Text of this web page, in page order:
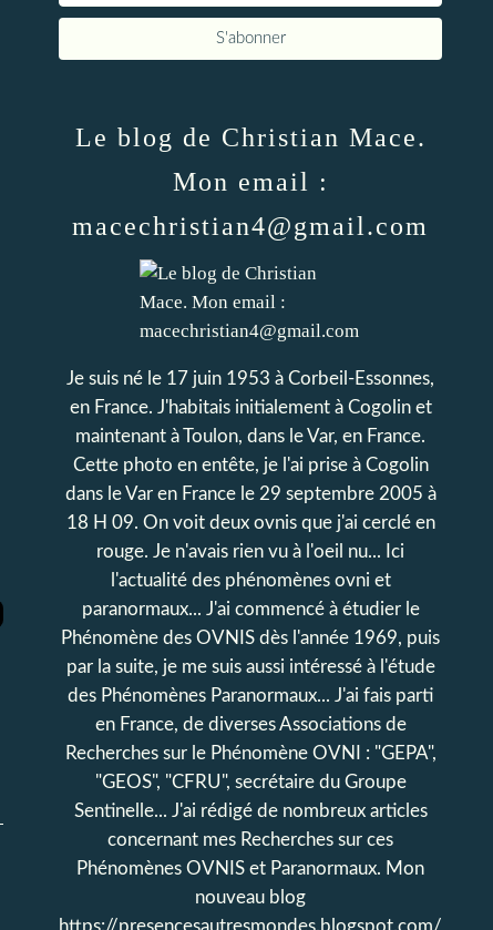
Le blog de Christian Mace.
Mon email :
macechristian4@gmail.com
Je suis né le 17 juin 1953 à Corbeil-Essonnes,
en France. J'habitais initialement à Cogolin et
maintenant à Toulon, dans le Var, en France.
Cette photo en entête, je l'ai prise à Cogolin
dans le Var en France le 29 septembre 2005 à
18 H 09. On voit deux ovnis que j'ai cerclé en
rouge. Je n'avais rien vu à l'oeil nu... Ici
l'actualité des phénomènes ovni et
paranormaux... J'ai commencé à étudier le
Phénomène des OVNIS dès l'année 1969, puis
par la suite, je me suis aussi intéressé à l'étude
des Phénomènes Paranormaux... J'ai fais parti
en France, de diverses Associations de
Recherches sur le Phénomène OVNI : "GEPA",
"GEOS", "CFRU", secrétaire du Groupe
Sentinelle... J'ai rédigé de nombreux articles
concernant mes Recherches sur ces
Phénomènes OVNIS et Paranormaux. Mon
nouveau blog
https://presencesautresmondes.blogspot.com/